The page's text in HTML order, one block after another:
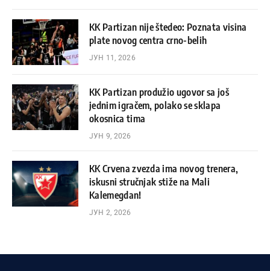
KK Partizan nije štedeo: Poznata visina
plate novog centra crno-belih
ЈУН 11, 2026
KK Partizan produžio ugovor sa još
jednim igračem, polako se sklapa
okosnica tima
ЈУН 9, 2026
KK Crvena zvezda ima novog trenera,
iskusni stručnjak stiže na Mali
Kalemegdan!
ЈУН 2, 2026